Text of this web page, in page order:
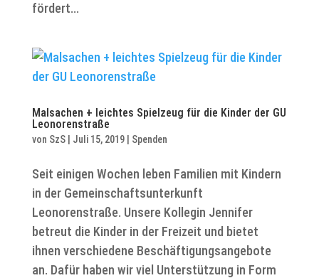
fördert...
Malsachen + leichtes Spielzeug für die Kinder der GU
Leonorenstraße
von SzS| Juli 15, 2019| Spenden
Seit einigen Wochen leben Familien mit Kindern
in der Gemeinschaftsunterkunft
Leonorenstraße. Unsere Kollegin Jennifer
betreut die Kinder in der Freizeit und bietet
ihnen verschiedene Beschäftigungsangebote
an. Dafür haben wir viel Unterstützung in Form